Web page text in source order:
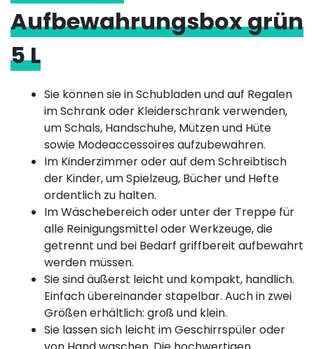
Aufbewahrungsbox grün
5 L
Sie können sie in Schubladen und auf Regalen
im Schrank oder Kleiderschrank verwenden,
um Schals, Handschuhe, Mützen und Hüte
sowie Modeaccessoires aufzubewahren.
Im Kinderzimmer oder auf dem Schreibtisch
der Kinder, um Spielzeug, Bücher und Hefte
ordentlich zu halten.
Im Wäschebereich oder unter der Treppe für
alle Reinigungsmittel oder Werkzeuge, die
getrennt und bei Bedarf griffbereit aufbewahrt
werden müssen.
Sie sind äußerst leicht und kompakt, handlich.
Einfach übereinander stapelbar. Auch in zwei
Größen erhältlich: groß und klein.
Sie lassen sich leicht im Geschirrspüler oder